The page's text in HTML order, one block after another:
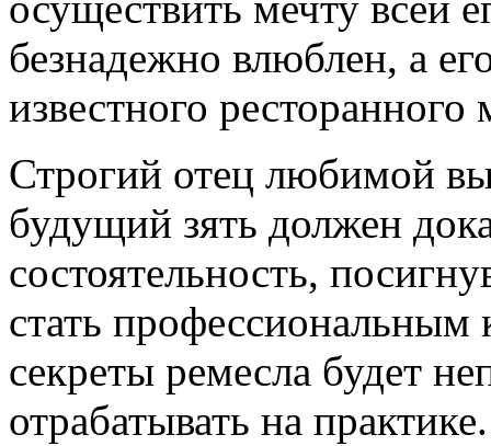
безнадежно влюблен, а
известного ресторанного
Строгий отец любимой
будущий зять должен
состоятельность,
стать
секреты ремесла будет
отрабатывать на практике.